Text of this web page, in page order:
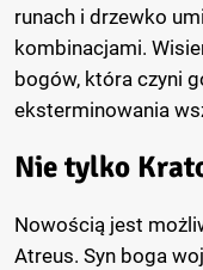
runach i drzewko
kombinacjami.
bogów, która czyni
eksterminowania
Nie tylko
Nowością jest
Atreus. Syn boga